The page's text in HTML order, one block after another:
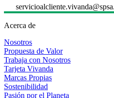
Acerca de
Nosotros
Propuesta de Valor
Trabaja con Nosotros
Tarjeta Vivanda
Marcas Propias
Sostenibilidad
Pasión por el Planeta